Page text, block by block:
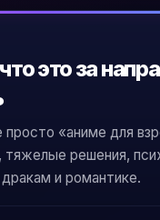
это за
«аниме для
решения,
и романтике.